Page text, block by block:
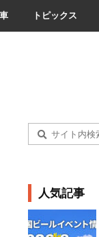
トピックス
人気記事